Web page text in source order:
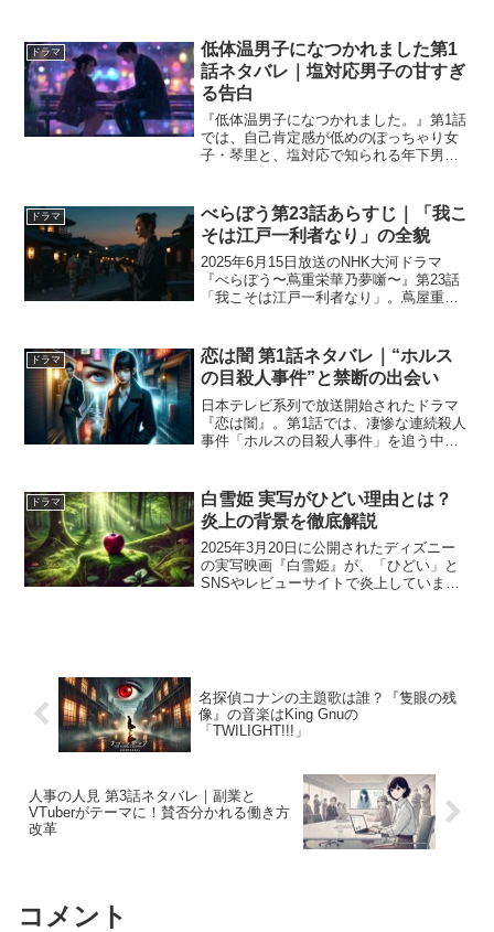
とにストーリーが変化する斬新なシ...
ドラマ
低体温男子になつかれました第1
話ネタバレ｜塩対応男子の甘すぎ
る告白
『低体温男子になつかれました。』第1話
では、自己肯定感が低めのぽっちゃり女
子・琴里と、塩対応で知られる年下男
けとなり、琴里になついた相馬が、彼女
にだけ見せる甘く真っ直ぐ...
ドラマ
べらぼう第23話あらすじ｜「我こ
そは江戸一利者なり」の全貌
2025年6月15日放送のNHK大河ドラマ
『べらぼう〜蔦重栄華乃夢噺〜』第23話
「我こそは江戸一利者なり」。蔦屋重三
への大きな決断を迎えます。同話では吉
原での絆や葛...
ドラマ
恋は闇 第1話ネタバレ｜“ホルス
の目殺人事件”と禁断の出会い
日本テレビ系列で放送開始されたドラマ
『恋は闇』。第1話では、凄惨な連続殺人
事件「ホルスの目殺人事件」を追う中で
会いが描かれました。事件の異常性や、
浩暉が抱える謎、そして...
ドラマ
白雪姫 実写がひどい理由とは？
炎上の背景を徹底解説
2025年3月20日に公開されたディズニー
の実写映画『白雪姫』が、「ひどい」と
SNSやレビューサイトで炎上していま
名探偵コナンの主題歌は誰？『隻眼の残
像』の音楽はKing Gnuの
「TWILIGHT!!!」
人事の人見 第3話ネタバレ｜副業と
VTuberがテーマに！賛否分かれる働き方
改革
コメント